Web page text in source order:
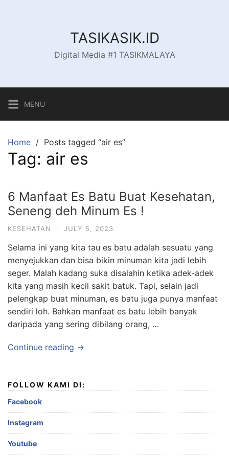
TASIKASIK.ID
Digital Media #1 TASIKMALAYA
MENU
Home Posts tagged “air es”
Tag: air es
6 Manfaat Es Batu Buat Kesehatan,
Seneng deh Minum Es !
KESEHATAN · JULY 5, 2023
Selama ini yang kita tau es batu adalah sesuatu yang
menyejukkan dan bisa bikin minuman kita jadi lebih
seger. Malah kadang suka disalahin ketika adek-adek
kita yang masih kecil sakit batuk. Tapi, selain jadi
pelengkap buat minuman, es batu juga punya manfaat
sendiri loh. Bahkan manfaat es batu lebih banyak
daripada yang sering dibilang orang, …
Continue reading →
FOLLOW KAMI DI:
Facebook
Instagram
Youtube